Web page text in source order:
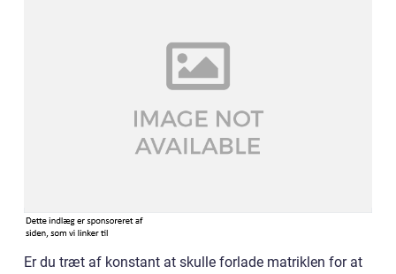
Er du træt af konstant at skulle forlade matriklen for at